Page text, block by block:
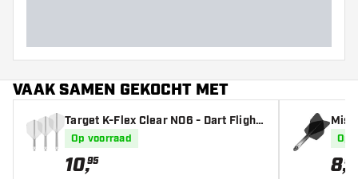
VAAK SAMEN GEKOCHT MET
Target K-Flex Clear NO6 - Dart Flight
Op voorraad
10,95
nt
Op
8,95